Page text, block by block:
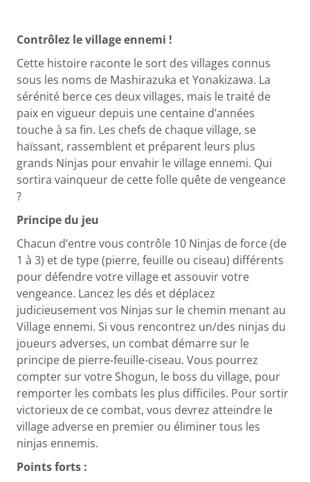
Contrôlez le village ennemi !
Cette histoire raconte le sort des villages connus
sous les noms de Mashirazuka et Yonakizawa. La
sérénité berce ces deux villages, mais le traité de
paix en vigueur depuis une centaine d’années
touche à sa fin. Les chefs de chaque village, se
haïssant, rassemblent et préparent leurs plus
grands Ninjas pour envahir le village ennemi. Qui
sortira vainqueur de cette folle quête de vengeance
?
Principe du jeu
Chacun d’entre vous contrôle 10 Ninjas de force (de
1 à 3) et de type (pierre, feuille ou ciseau) différents
pour défendre votre village et assouvir votre
vengeance. Lancez les dés et déplacez
judicieusement vos Ninjas sur le chemin menant au
Village ennemi. Si vous rencontrez un/des ninjas du
joueurs adverses, un combat démarre sur le
principe de pierre-feuille-ciseau. Vous pourrez
compter sur votre Shogun, le boss du village, pour
remporter les combats les plus difficiles. Pour sortir
victorieux de ce combat, vous devrez atteindre le
village adverse en premier ou éliminer tous les
ninjas ennemis.
Points forts :